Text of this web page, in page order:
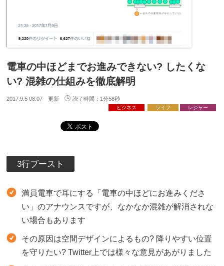
電車の中ほどまでお進みできない? したくな
い? 混雑の仕組みを徹底解明
2017.9.5 08:07 更新 読了時間：1分58秒
ビジネス ライフ レジャー
3行ブースト
満員電車で耳にする「電車の中ほどにお進みくださ
い」のアナウンスですが、なかなか混雑が解消されな
い場合もあります
その原因は空間デザインによるもの? 降りやすい位置
を守りたい? Twitter上では様々な意見があがりました